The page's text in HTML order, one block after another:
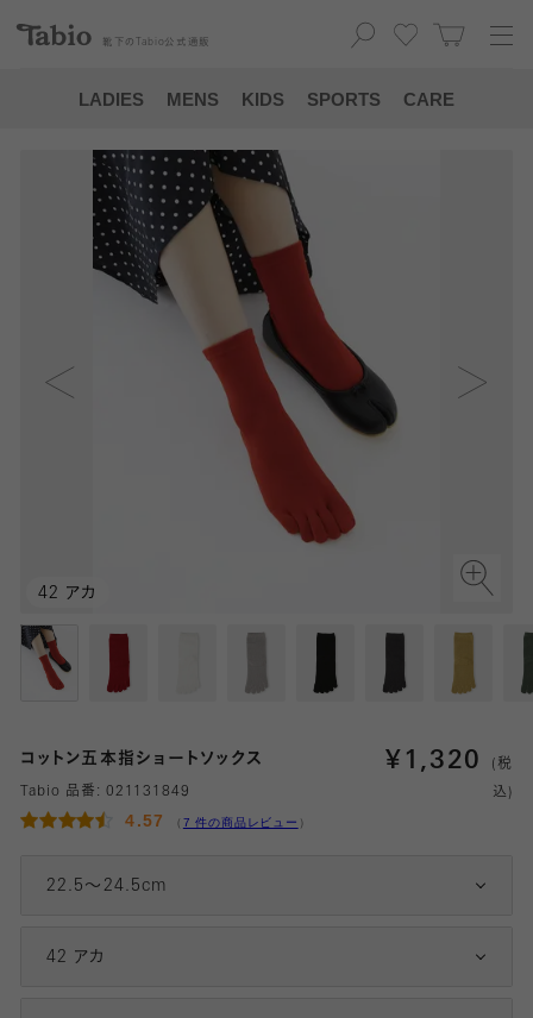
靴下の Tabio 公式通販
LADIES MENS KIDS SPORTS CARE
42 アカ
コットン五本指ショートソックス
Tabio 品番: 021131849
4.57 （ 7 件の商品レビュー ）
¥ 1,320
(税
込)
22.5～24.5cm
42 アカ